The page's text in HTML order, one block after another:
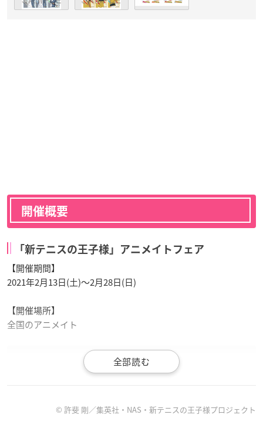
開催概要
「新テニスの王子様」アニメイトフェア
【開催期間】
2021年2月13日(土)～2月28日(日)
【開催場所】
全国のアニメイト
海 Game of Future』公開を記念して、
© 許斐 剛／集英社・NAS・新テニスの王子様プロジェクト